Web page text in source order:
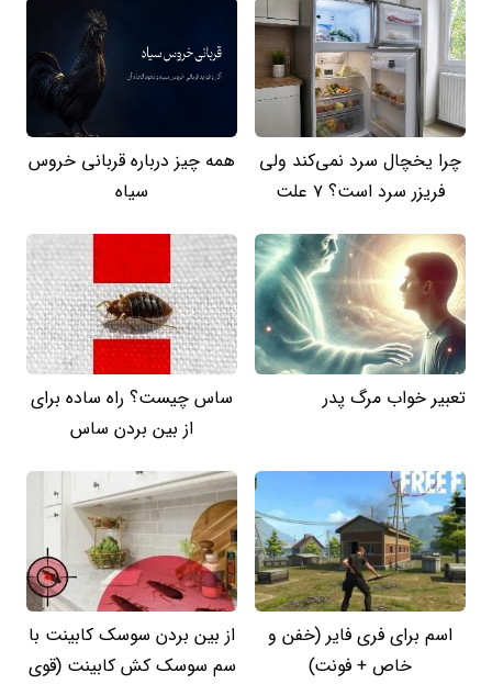
چرا یخچال سرد نمی‌کند ولی
فریزر سرد است؟ 7 علت
همه چیز درباره قربانی خروس
سیاه
تعبیر خواب مرگ پدر
ساس چیست؟ راه ساده برای
از بین بردن ساس
اسم برای فری فایر (خفن و
خاص + فونت)
از بین بردن سوسک کابینت با
سم سوسک کش کابینت (قوی